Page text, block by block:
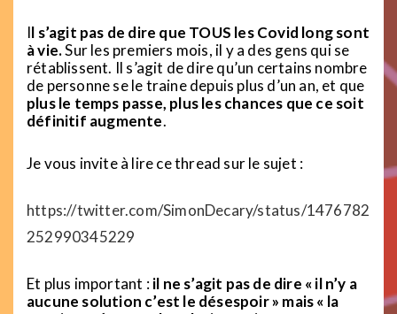
Il s’agit pas de dire que TOUS les Covid long sont
à vie.Sur les premiers mois, il y a des gens qui se
rétablissent. Il s’agit de dire qu’un certains nombre
de personne se le traine depuis plus d’un an, et que
plus le temps passe, plus les chances que ce soit
définitif augmente.
Je vous invite à lire ce thread sur le sujet :
https://twitter.com/SimonDecary/status/1476782
252990345229
Et plus important :il ne s’agit pas de dire « il n’y a
aucune solution c’est le désespoir » mais « la